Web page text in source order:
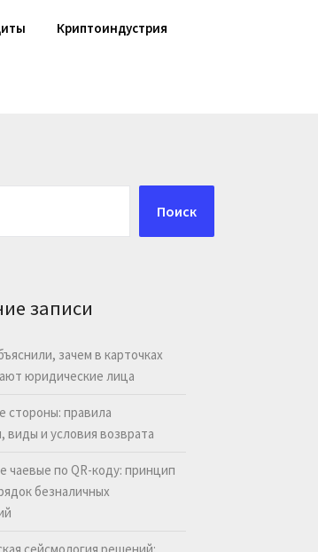
Криптоиндустрия
Поиск
записи
зачем в карточках
юридические лица
стороны: правила
виды и условия возврата
чаевые по QR-коду: принцип
безналичных